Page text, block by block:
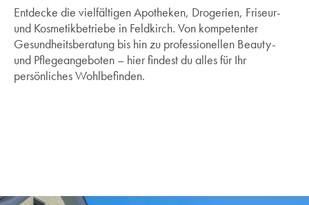
Entdecke die vielfältigen Apotheken, Drogerien, Friseur-
und Kosmetikbetriebe in Feldkirch. Von kompetenter
Gesundheitsberatung bis hin zu professionellen Beauty-
und Pflegeangeboten – hier findest du alles für Ihr
persönliches Wohlbefinden.